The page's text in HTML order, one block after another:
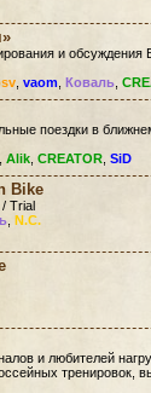
и
vaom Коваль
поездки в
Alik CREATOR SiD
Bike
/ Trial
N.C.
и любителей
тренировок,